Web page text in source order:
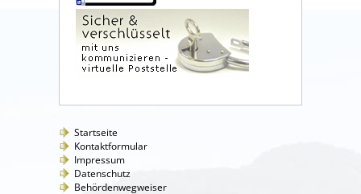
Startseite
Kontaktformular
Impressum
Datenschutz
Behördenwegweiser